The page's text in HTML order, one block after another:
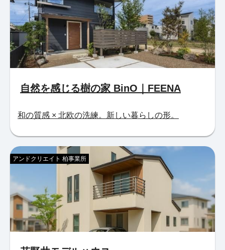
自然を感じる樹の家 BinO｜FEENA
和の質感 × 北欧の洗練。新しい暮らしの形。
アンドクリエイト 柏事業所